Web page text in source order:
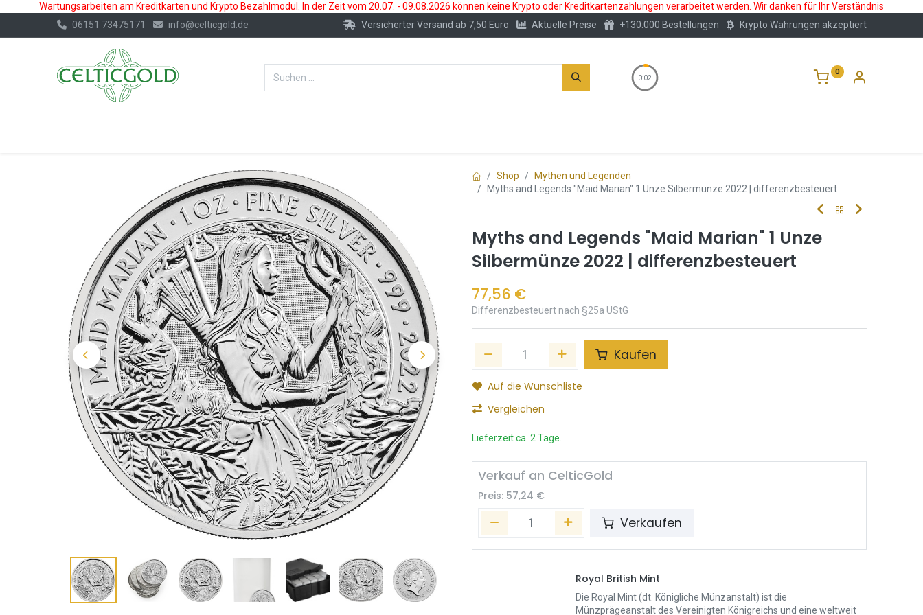
Wartungsarbeiten am Kreditkarten und Krypto Bezahlmodul. In der Zeit vom 20.07. - 09.08.2026 können keine Krypto oder Kreditkartenzahlungen verarbeitet werden. Wir danken für Ihr Verständnis
06151 73475171
info@celticgold.de Versicherter Versand ab 7,50 Euro Aktuelle Preise +130.000 Bestellungen Krypto Währungen akzeptiert
0:02
0
Shop
Mythen und Legenden
Myths and Legends "Maid Marian" 1 Unze Silbermünze 2022 | differenzbesteuert
Myths and Legends "Maid Marian" 1 Unze
Silbermünze 2022 | differenzbesteuert
77,56 €
Differenzbesteuert nach §25a UStG
Kaufen
Auf die Wunschliste
Vergleichen
Lieferzeit ca. 2 Tage.
Verkauf an CelticGold
Preis: 57,24 €
Verkaufen
Royal British Mint
Die Royal Mint (dt. Königliche Münzanstalt) ist die
Münzprägeanstalt des Vereinigten Königreichs und eine weltweit